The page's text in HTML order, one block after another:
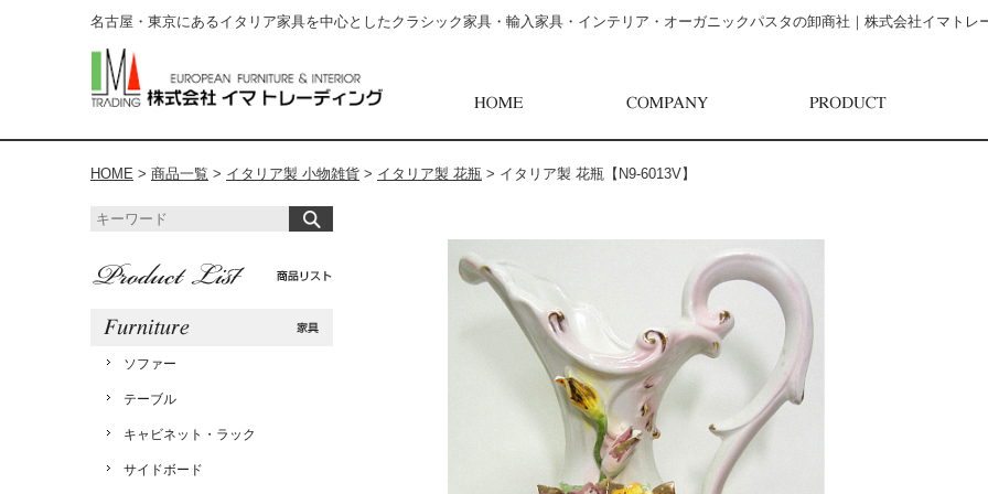
名古屋・東京にあるイタリア家具を中心としたクラシック家具・輸入家具・インテリア・オーガニックパスタの卸商社｜株式会社イマトレ
HOME > 商品一覧 > イタリア製 小物雑貨 > イタリア製 花瓶 > イタリア製 花瓶【N9-6013V】
ソファー
テーブル
キャビネット・ラック
サイドボード